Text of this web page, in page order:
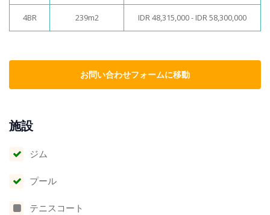
4BR 239m2 IDR 48,315,000 - IDR 58,300,000
お問い合わせフォームに移動
施設
ジム
プール
テニスコート